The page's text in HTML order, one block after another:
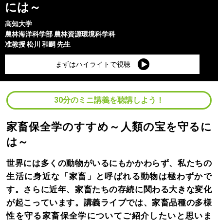
には～
高知大学
農林海洋科学部 農林資源環境科学科
准教授松川 和嗣 先生
まずはハイライトで視聴
30分のミニ講義を聴講しよう！
家畜保全学のすすめ～人類の宝を守るに
は～
世界には多くの動物がいるにもかかわらず、私たちの
生活に身近な「家畜」と呼ばれる動物は極わずかで
す。さらに近年、家畜たちの存続に関わる大きな変化
が起こっています。講義ライブでは、家畜品種の多様
性を守る家畜保全学についてご紹介したいと思いま